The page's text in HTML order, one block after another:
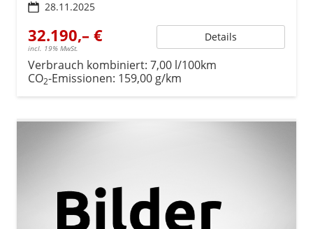
28.11.2025
32.190,– €
incl. 19% MwSt.
Details
Verbrauch kombiniert: 7,00 l/100km
CO2-Emissionen: 159,00 g/km